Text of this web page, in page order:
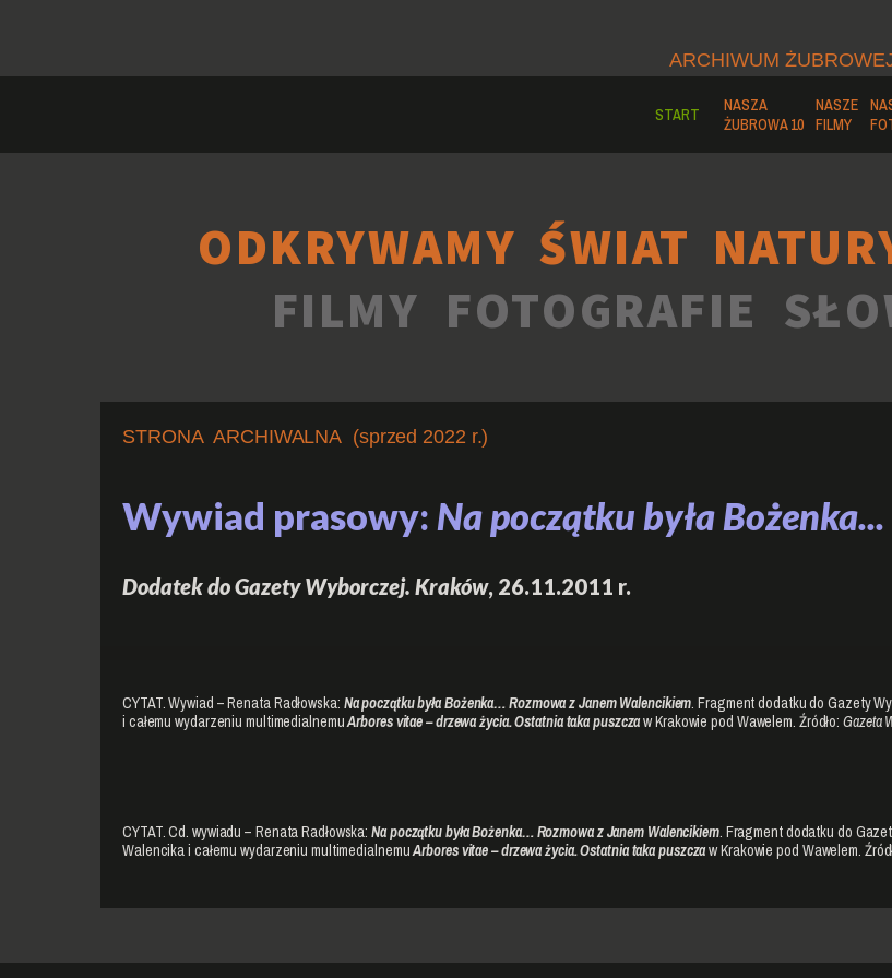
ARCHIWUM
START
NASZA
ŻUBROWA 10
NASZE
FILMY
ODKRYWAMY ŚWIAT
FILMY FOTOGRAFIE
STRONA ARCHIWALNA (sprzed 2022 r.)
Wywiad prasowy: Na początku była Bożenka...
Dodatek do Gazety Wyborczej. Kraków, 26.11.2011 r.
CYTAT. Wywiad – Renata Radłowska: Na początku była Bożenka… Rozmowa z Janem Walencikiem. Fragment dodatku do Gazety
i całemu wydarzeniu multimedialnemuArbores vitae – drzewa życia. Ostatnia taka puszczaw Krakowie pod Wawelem. Źródło:Gazeta
CYTAT. Cd. wywiadu – Renata Radłowska:Na początku była Bożenka… Rozmowa z Janem Walencikiem. Fragment dodatku do
Walencika i całemu wydarzeniu multimedialnemuArbores vitae – drzewa życia. Ostatnia taka puszczaw Krakowie pod Wawelem.